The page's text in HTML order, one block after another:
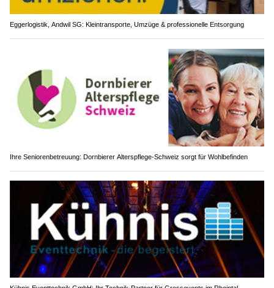
Eggerlogistik, Andwil SG: Kleintransporte, Umzüge & professionelle Entsorgung
Ihre Seniorenbetreuung: Dornbierer Alterspflege-Schweiz sorgt für Wohlbefinden